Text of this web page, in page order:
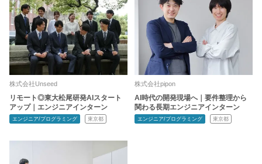
株式会社Unseed
リモート◎東大松尾研発AIスタート
アップ｜エンジニアインターン
エンジニア/プログラミング 東京都
株式会社pipon
AI時代の開発現場へ｜要件整理から
関わる長期エンジニアインターン
エンジニア/プログラミング 東京都